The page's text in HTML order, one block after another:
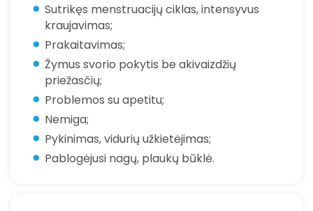
Sutrikęs menstruacijų ciklas, intensyvus
kraujavimas;
Prakaitavimas;
Žymus svorio pokytis be akivaizdžių
priežasčių;
Problemos su apetitu;
Nemiga;
Pykinimas, vidurių užkietėjimas;
Pablogėjusi nagų, plaukų būklė.